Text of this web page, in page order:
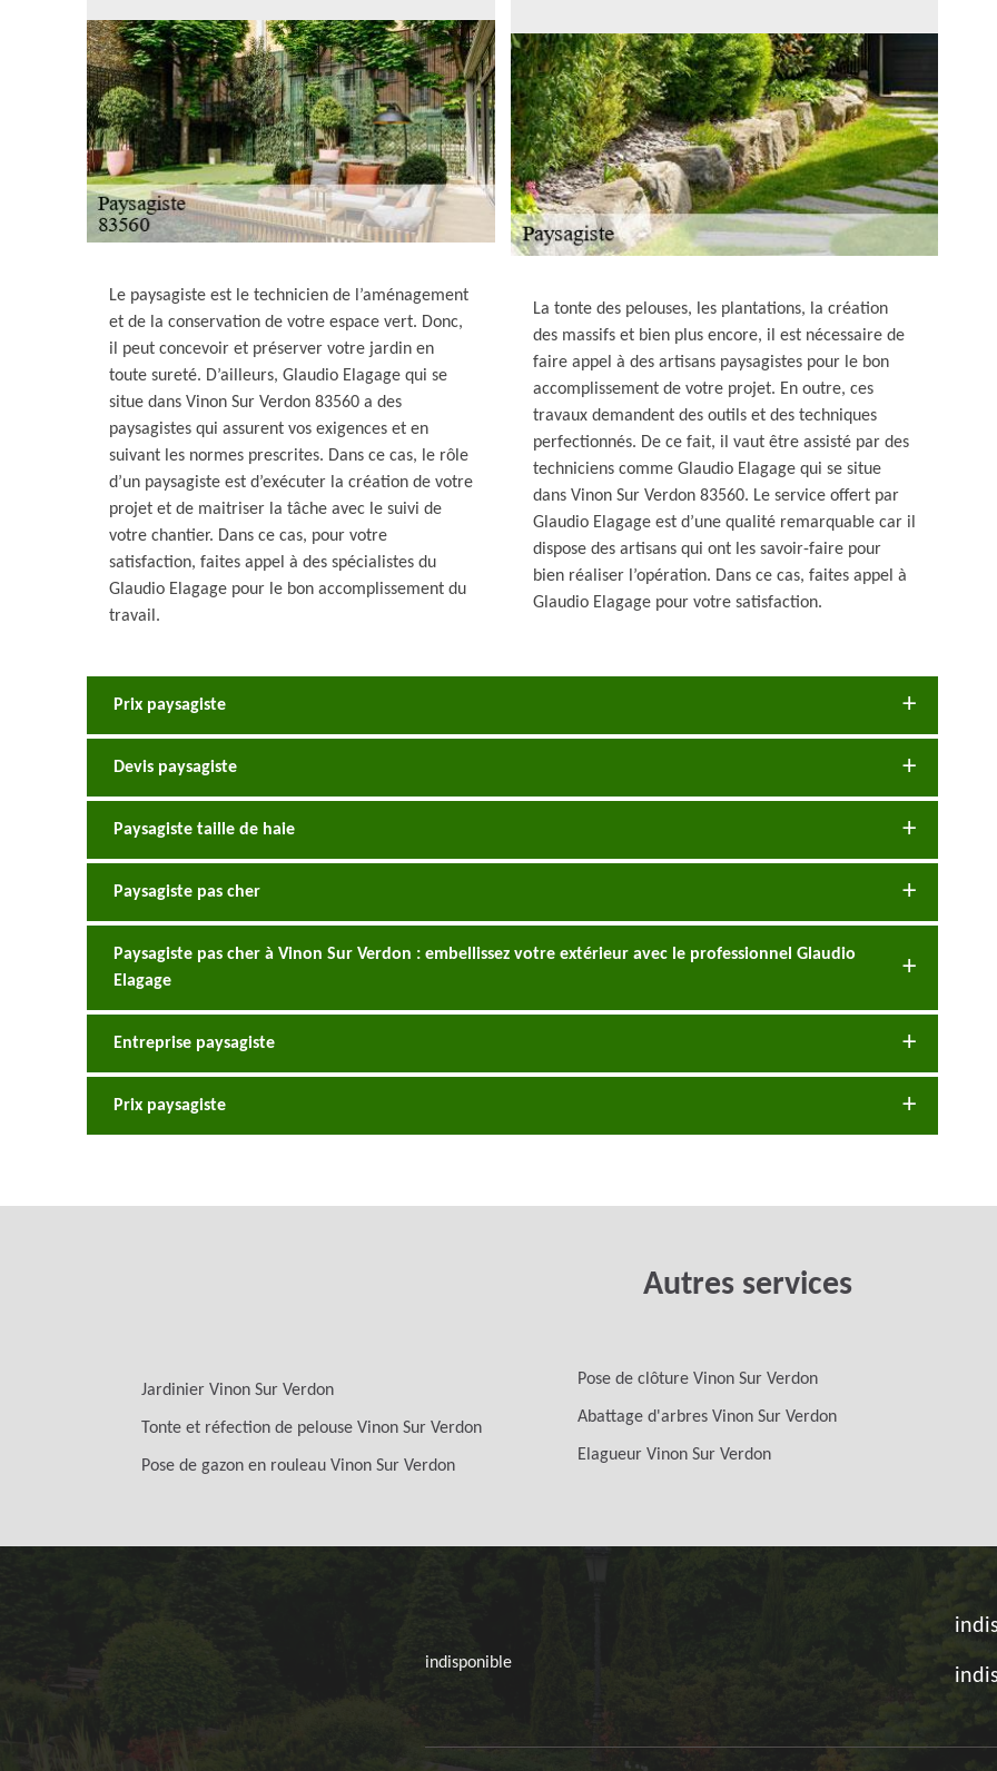
Le paysagiste est le technicien de l’aménagement
et de la conservation de votre espace vert. Donc,
il peut concevoir et préserver votre jardin en
toute sureté. D’ailleurs, Glaudio Elagage qui se
situe dans Vinon Sur Verdon 83560 a des
paysagistes qui assurent vos exigences et en
suivant les normes prescrites. Dans ce cas, le rôle
d’un paysagiste est d’exécuter la création de votre
projet et de maitriser la tâche avec le suivi de
votre chantier. Dans ce cas, pour votre
satisfaction, faites appel à des spécialistes du
Glaudio Elagage pour le bon accomplissement du
travail.
La tonte des pelouses, les plantations, la création
des massifs et bien plus encore, il est nécessaire de
faire appel à des artisans paysagistes pour le bon
accomplissement de votre projet. En outre, ces
travaux demandent des outils et des techniques
perfectionnés. De ce fait, il vaut être assisté par des
techniciens comme Glaudio Elagage qui se situe
dans Vinon Sur Verdon 83560. Le service offert par
Glaudio Elagage est d’une qualité remarquable car il
dispose des artisans qui ont les savoir-faire pour
bien réaliser l’opération. Dans ce cas, faites appel à
Glaudio Elagage pour votre satisfaction.
Prix paysagiste
Devis paysagiste
Paysagiste taille de haie
Paysagiste pas cher
Paysagiste pas cher à Vinon Sur Verdon : embellissez votre extérieur avec le professionnel Glaudio
Elagage
Entreprise paysagiste
Prix paysagiste
Autres services
Jardinier Vinon Sur Verdon
Tonte et réfection de pelouse Vinon Sur Verdon
Pose de gazon en rouleau Vinon Sur Verdon
Pose de clôture Vinon Sur Verdon
Abattage d'arbres Vinon Sur Verdon
Elagueur Vinon Sur Verdon
indisponible